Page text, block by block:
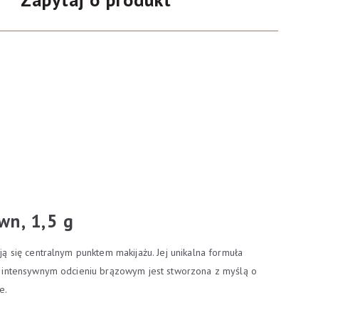
1,5 g
się centralnym punktem makijażu. Jej unikalna formuła
odcieniu brązowym jest stworzona z myślą o